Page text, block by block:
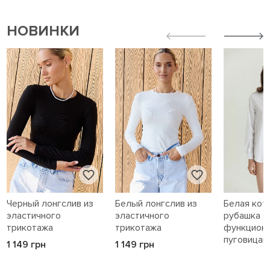
НОВИНКИ
Черный лонгслив из
эластичного
трикотажа
1 149 грн
Белый лонгслив из
эластичного
трикотажа
1 149 грн
Белая
рубашка с